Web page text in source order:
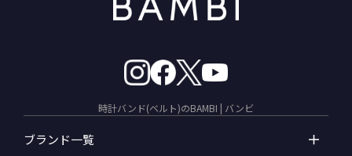
時計バンド(ベルト)のBAMBI | バンビ
ブランド一覧